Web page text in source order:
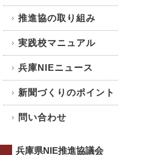
推進協の取り組み
実践校マニュアル
兵庫NIEニュース
新聞づくりのポイント
問い合わせ
兵庫県NIE推進協議会